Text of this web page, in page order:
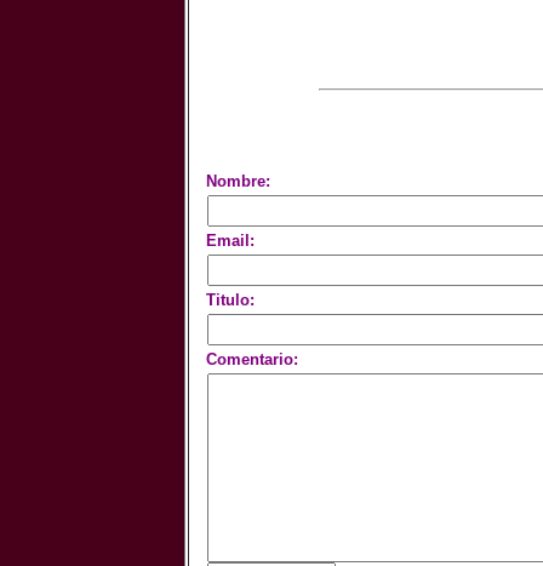
Nombre:
Email:
Titulo:
Comentario: